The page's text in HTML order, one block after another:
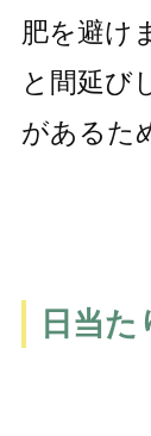
肥を避け
と間延び
があるた
日当た